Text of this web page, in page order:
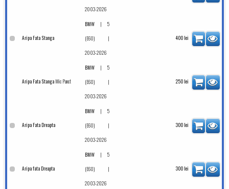
2003-2026
Aripa Fata Stanga
BMW |5
(E60) |
2003-2026
400 lei
Aripa Fata Stanga Mic Punct
BMW |5
(E60) |
2003-2026
250 lei
Aripa Fata Dreapta
BMW |5
(E60) |
2003-2026
300 lei
Aripa fata Dreapta
BMW |5
(E60) |
2003-2026
300 lei